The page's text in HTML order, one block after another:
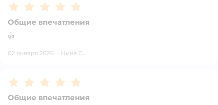
Рейтинг:5
Общие впечатления
👍
02 января 2026 · Нина С.
Рейтинг:5
Общие впечатления